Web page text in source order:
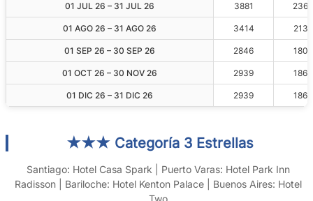
01 JUL 26 – 31 JUL 26 3881 2365
01 AGO 26 – 31 AGO 26 3414 2131
01 SEP 26 – 30 SEP 26 2846 1805
01 OCT 26 – 30 NOV 26 2939 1862
01 DIC 26 – 31 DIC 26 2939 1862
★★★ Categoría 3 Estrellas
Santiago: Hotel Casa Spark | Puerto Varas: Hotel Park Inn
Radisson | Bariloche: Hotel Kenton Palace | Buenos Aires: Hotel